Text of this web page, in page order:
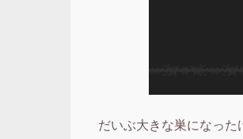
だいぶ大きな巣になっ